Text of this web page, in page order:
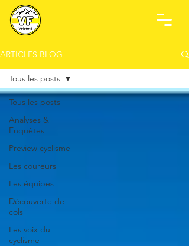
ARTICLES BLOG
Tous les posts
Analyses &
Enquêtes
Preview cyclisme
Les coureurs
Les équipes
Découverte de
cols
Les voix du
cyclisme
Tous les posts